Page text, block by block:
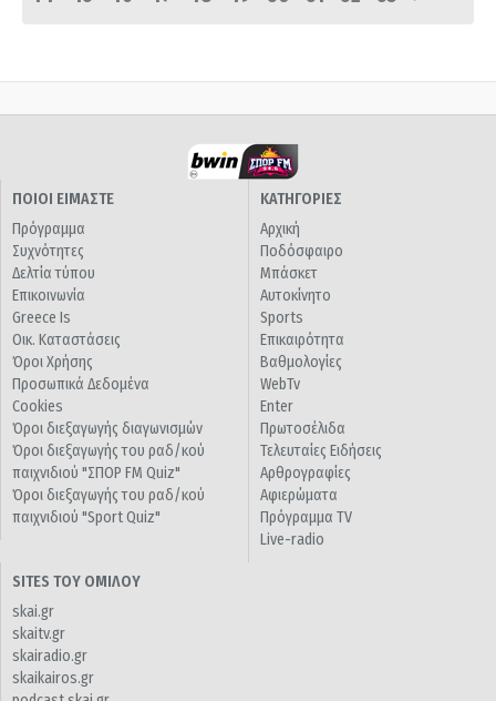
ΠΟΙΟΙ ΕΙΜΑΣΤΕ
Πρόγραμμα
Συχνότητες
Δελτία τύπου
Επικοινωνία
Greece Is
Οικ. Καταστάσεις
Όροι Χρήσης
Προσωπικά Δεδομένα
Cookies
Όροι διεξαγωγής διαγωνισμών
Όροι διεξαγωγής του ραδ/κού
παιχνιδιού "ΣΠΟΡ FM Quiz"
Όροι διεξαγωγής του ραδ/κού
παιχνιδιού "Sport Quiz"
ΚΑΤΗΓΟΡΙΕΣ
Αρχική
Ποδόσφαιρο
Μπάσκετ
Αυτοκίνητο
Sports
Επικαιρότητα
Βαθμολογίες
WebTv
Enter
Πρωτοσέλιδα
Τελευταίες Ειδήσεις
Αρθρογραφίες
Αφιερώματα
Πρόγραμμα TV
Live-radio
SITES ΤΟΥ ΟΜΙΛΟΥ
skai.gr
skaitv.gr
skairadio.gr
skaikairos.gr